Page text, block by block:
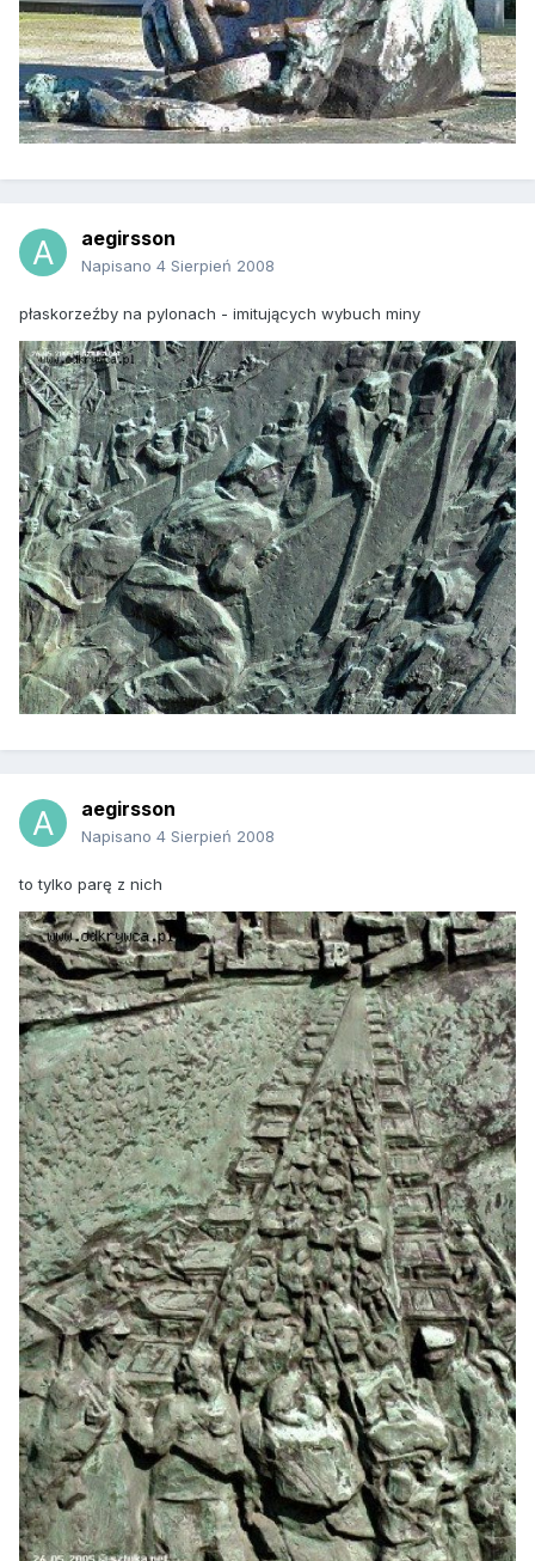
aegirsson
Napisano 4 Sierpień 2008
płaskorzeźby na pylonach - imitujących wybuch miny
aegirsson
Napisano 4 Sierpień 2008
to tylko parę z nich